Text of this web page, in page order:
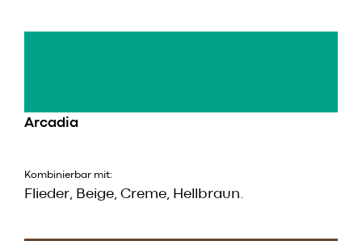
Arcadia
Kombinierbar mit:
Flieder, Beige, Creme, Hellbraun.